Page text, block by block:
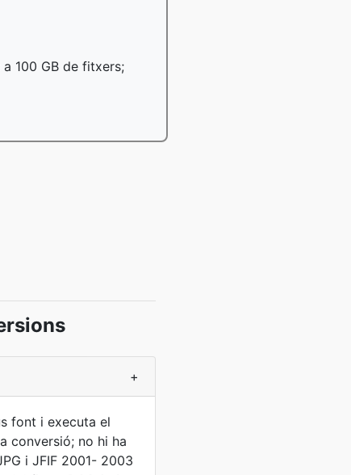
100 GB de fitxers;
+
font i executa el
conversió; no hi ha
i JFIF 2001- 2003